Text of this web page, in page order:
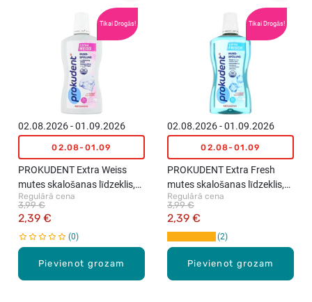
Tikai Drogās!
Pievienot grozam
02.08.2026 - 01.09.2026
02.08-01.09
PROKUDENT Extra Weiss
mutes skalošanas līdzeklis,
500ml
Regulārā cena
2,39 €
3,99 €
0
Tikai Drogās!
Pievienot grozam
02.08.2026 - 01.09.2026
02.08-01.09
PROKUDENT Extra Fresh
mutes skalošanas līdzeklis,
500ml
Regulārā cena
2,39 €
3,99 €
2